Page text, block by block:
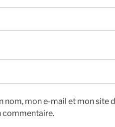
nom, mon e-mail et mon site
commentaire.